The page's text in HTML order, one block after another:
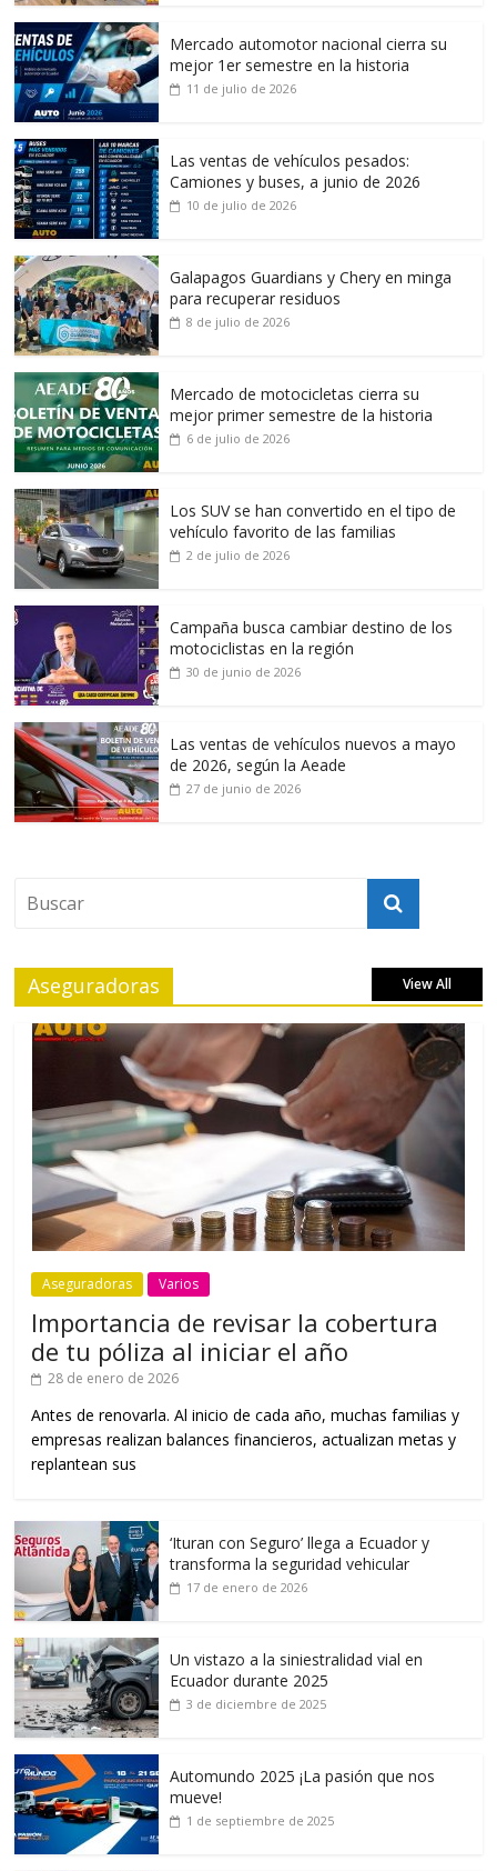
Mercado automotor nacional cierra su
mejor 1er semestre en la historia
11 de julio de 2026
Las ventas de vehículos pesados:
Camiones y buses, a junio de 2026
10 de julio de 2026
Galapagos Guardians y Chery en minga
para recuperar residuos
8 de julio de 2026
Mercado de motocicletas cierra su
mejor primer semestre de la historia
6 de julio de 2026
Los SUV se han convertido en el tipo de
vehículo favorito de las familias
2 de julio de 2026
Campaña busca cambiar destino de los
motociclistas en la región
30 de junio de 2026
Las ventas de vehículos nuevos a mayo
de 2026, según la Aeade
27 de junio de 2026
Aseguradoras View All
Aseguradoras Varios
Importancia de revisar la cobertura
de tu póliza al iniciar el año
28 de enero de 2026
Antes de renovarla. Al inicio de cada año, muchas familias y
empresas realizan balances financieros, actualizan metas y
replantean sus
‘Ituran con Seguro’ llega a Ecuador y
transforma la seguridad vehicular
17 de enero de 2026
Un vistazo a la siniestralidad vial en
Ecuador durante 2025
3 de diciembre de 2025
Automundo 2025 ¡La pasión que nos
mueve!
1 de septiembre de 2025